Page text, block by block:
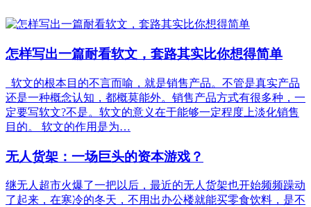
怎样写出一篇耐看软文，套路其实比你想得简单
软文的根本目的不言而喻，就是销售产品。不管是真实产品
还是一种概念认知，都概莫能外。销售产品方式有很多种，一
定要写软文?不是。软文的意义在于能够一定程度上淡化销售
目的。 软文的作用是为…
无人货架：一场巨头的资本游戏？
继无人超市火爆了一把以后，最近的无人货架也开始频频躁动
了起来，在寒冷的冬天，不用出办公楼就能买零食饮料，是不